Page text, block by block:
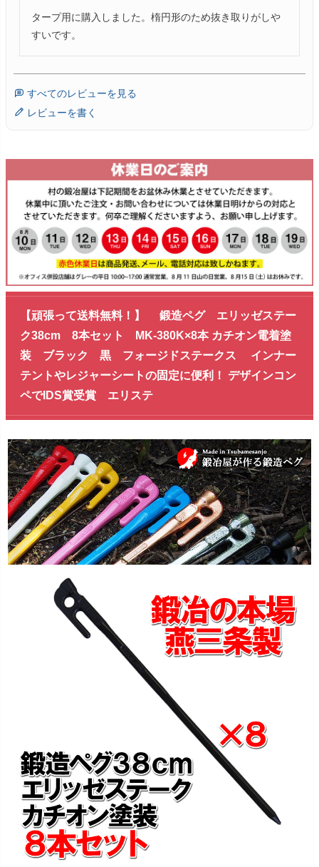
タープ用に購入しました。楕円形のため抜き取りがしや
すいです。
すべてのレビューを見る
レビューを書く
【頑張って送料無料！】 鍛造ペグ エリッゼステー
ク38cm 8本セット MK-380K×8本 カチオン電着塗
装 ブラック 黒 フォージドステークス インナー
テントやレジャーシートの固定に便利！ デザインコン
ペでIDS賞受賞 エリステ